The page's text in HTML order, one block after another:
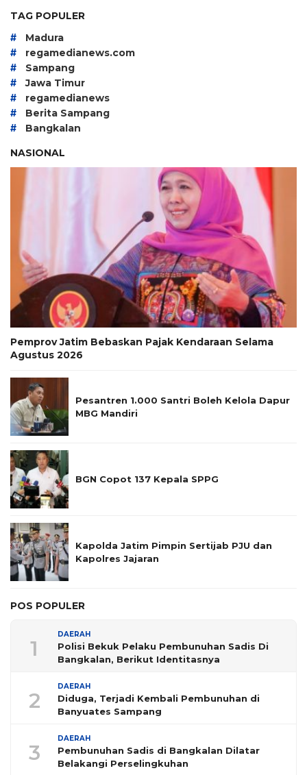
TAG POPULER
# Madura
# regamedianews.com
# Sampang
# Jawa Timur
# regamedianews
# Berita Sampang
#
Bangkalan
NASIONAL
Pemprov Jatim Bebaskan Pajak Kendaraan Selama
Agustus 2026
Pesantren 1.000 Santri Boleh Kelola Dapur
MBG Mandiri
BGN Copot 137 Kepala SPPG
Kapolda Jatim Pimpin Sertijab PJU dan
Kapolres Jajaran
POS POPULER
1
DAERAH
Polisi Bekuk Pelaku Pembunuhan Sadis Di
Bangkalan, Berikut Identitasnya
2
DAERAH
Diduga, Terjadi Kembali Pembunuhan di
Banyuates Sampang
3
DAERAH
Pembunuhan Sadis di Bangkalan Dilatar
Belakangi Perselingkuhan